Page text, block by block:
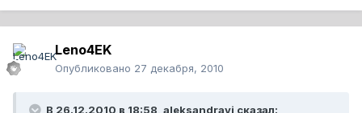
Leno4EK
Опубликовано 27 декабря, 2010
В 26.12.2010 в 18:58, aleksandravi сказал: